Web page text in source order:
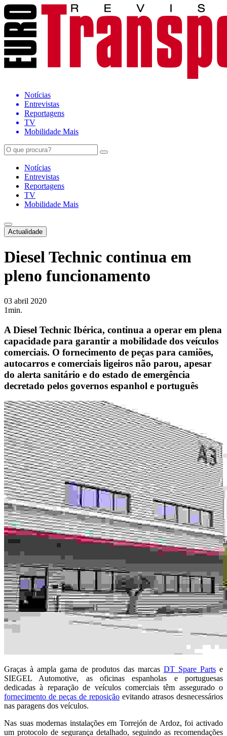
Notícias
Entrevistas
Reportagens
TV
Mobilidade Mais
Notícias
Entrevistas
Reportagens
TV
Mobilidade Mais
Actualidade
Diesel Technic continua em
pleno funcionamento
03 abril 2020
1min.
A Diesel Technic Ibérica, continua a operar em plena
capacidade para garantir a mobilidade dos veículos
comerciais. O fornecimento de peças para camiões,
autocarros e comerciais ligeiros não parou, apesar
do alerta sanitário e do estado de emergência
decretado pelos governos espanhol e português
Graças à ampla gama de produtos das marcas DT Spare Partse
SIEGEL Automotive, as oficinas espanholas e portuguesas
dedicadas à reparação de veículos comerciais têm assegurado o
fornecimento de peças de reposição evitando atrasos desnecessários
nas paragens dos veículos.
Nas suas modernas instalações em Torrejón de Ardoz, foi activado
um protocolo de segurança detalhado, seguindo as recomendações